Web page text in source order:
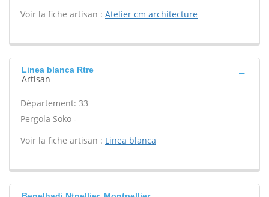
Voir la fiche artisan : Atelier cm architecture
Linea blanca Rtre
Artisan
Département: 33
Pergola Soko -
Voir la fiche artisan : Linea blanca